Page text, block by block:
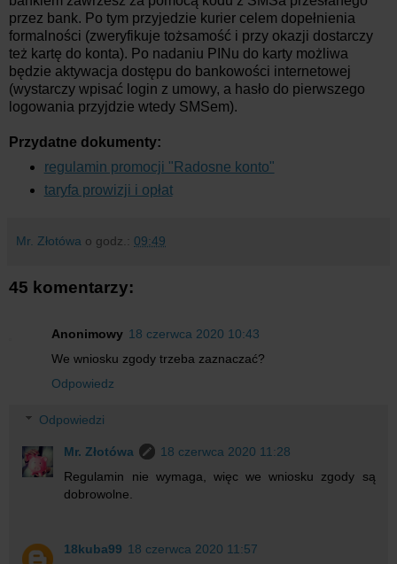
przez bank. Po tym przyjedzie kurier celem dopełnienia
formalności (zweryfikuje tożsamość i przy okazji dostarczy
też kartę do konta). Po nadaniu PINu do karty możliwa
będzie aktywacja dostępu do bankowości internetowej
(wystarczy wpisać login z umowy, a hasło do pierwszego
logowania przyjdzie wtedy SMSem).
Przydatne dokumenty:
regulamin promocji "Radosne konto"
taryfa prowizji i opłat
Mr. Złotówa o godz.: 09:49
45 komentarzy:
Anonimowy 18 czerwca 2020 10:43
We wniosku zgody trzeba zaznaczać?
Odpowiedz
Odpowiedzi
Mr. Złotówa
18 czerwca 2020 11:28
Regulamin nie wymaga, więc we wniosku zgody są
dobrowolne.
18kuba99 18 czerwca 2020 11:57